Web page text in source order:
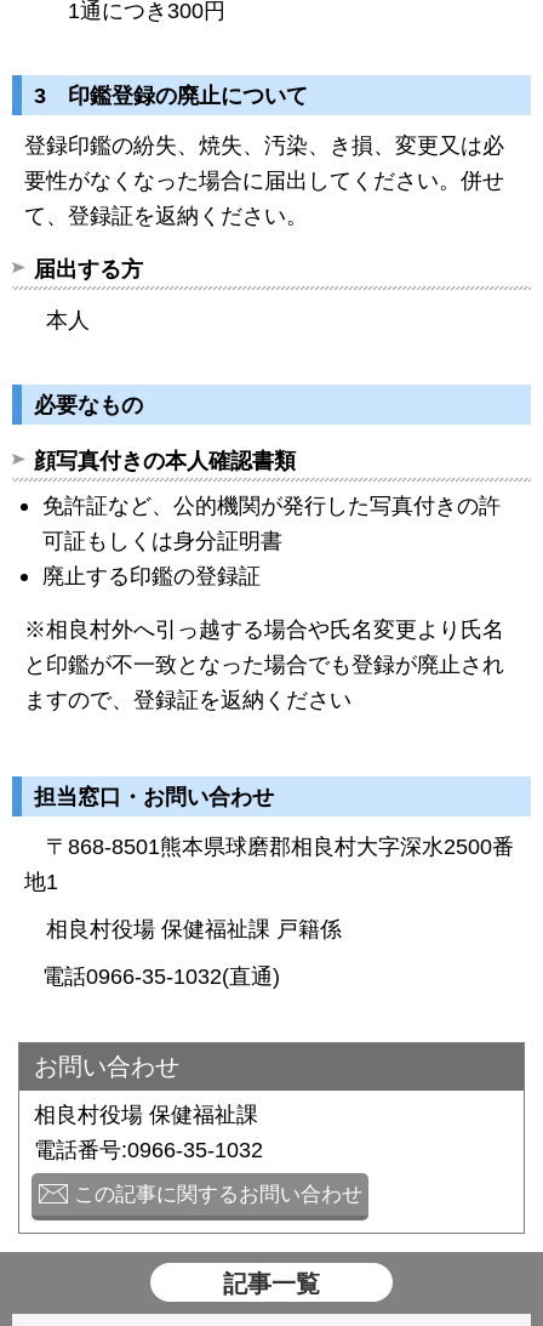
1通につき300円
3 印鑑登録の廃止について
登録印鑑の紛失、焼失、汚染、き損、変更又は必
要性がなくなった場合に届出してください。併せ
て、登録証を返納ください。
届出する方
本人
必要なもの
顔写真付きの本人確認書類
免許証など、公的機関が発行した写真付きの許
可証もしくは身分証明書
廃止する印鑑の登録証
※相良村外へ引っ越する場合や氏名変更より氏名
と印鑑が不一致となった場合でも登録が廃止され
ますので、登録証を返納ください
担当窓口・お問い合わせ
〒868-8501熊本県球磨郡相良村大字深水2500番
地1
相良村役場 保健福祉課 戸籍係
電話0966-35-1032(直通)
お問い合わせ
相良村役場 保健福祉課
電話番号:0966-35-1032
この記事に関するお問い合わせ
記事一覧